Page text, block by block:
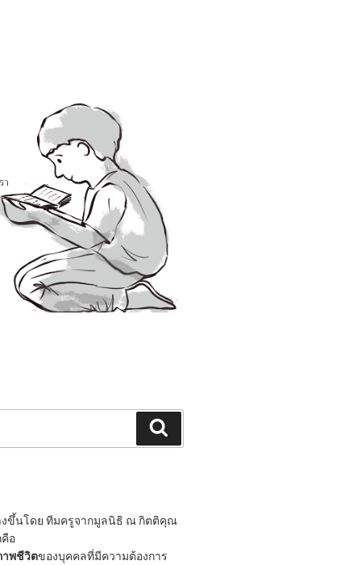
งขึ้นโดย ทีมครูจากมูลนิธิ ณ กิตติคุณ
อ
พชีวิตของบุคคลที่มีความต้องการ